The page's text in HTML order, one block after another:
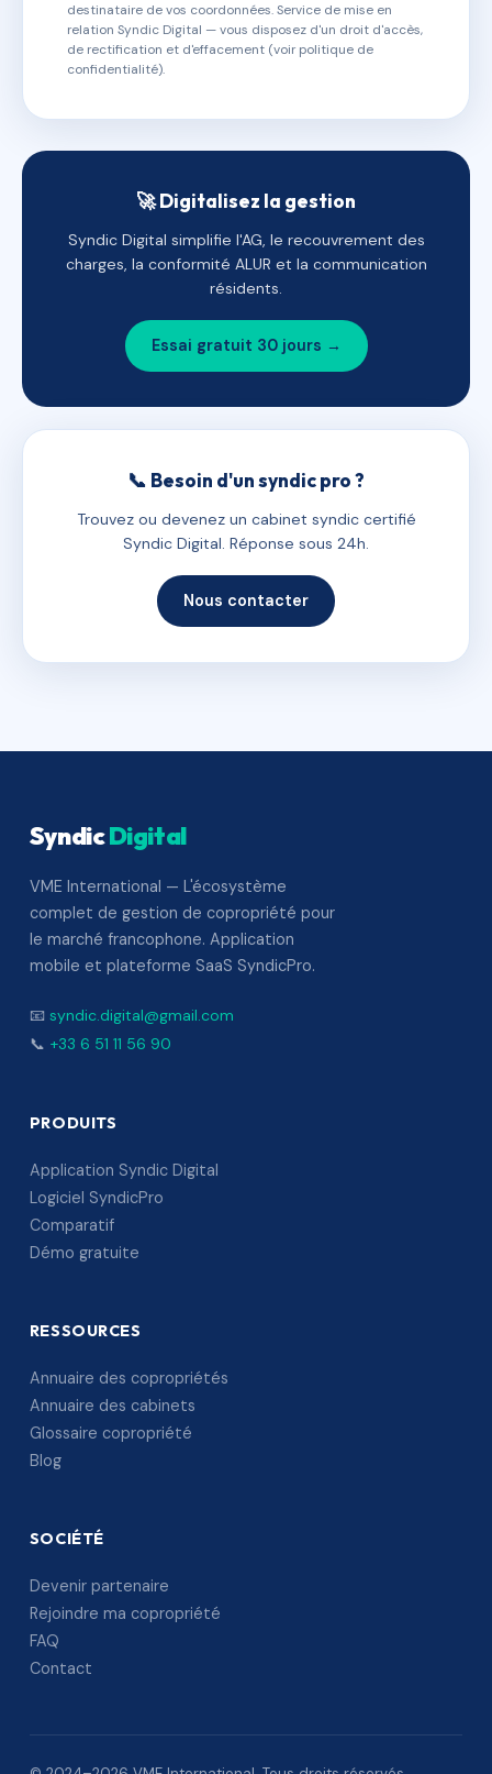
destinataire de vos coordonnées. Service de mise en
relation Syndic Digital — vous disposez d'un droit d'accès,
de rectification et d'effacement (voir politique de
confidentialité).
🚀 Digitalisez la gestion
Syndic Digital simplifie l'AG, le recouvrement des
charges, la conformité ALUR et la communication
résidents.
Essai gratuit 30 jours →
📞 Besoin d'un syndic pro ?
Trouvez ou devenez un cabinet syndic certifié
Syndic Digital. Réponse sous 24h.
Nous contacter
SyndicDigital
VME International — L'écosystème
complet de gestion de copropriété pour
le marché francophone. Application
mobile et plateforme SaaS SyndicPro.
📧 syndic.digital@gmail.com
📞 +33 6 51 11 56 90
PRODUITS
Application Syndic Digital
Logiciel SyndicPro
Comparatif
Démo gratuite
RESSOURCES
Annuaire des copropriétés
Annuaire des cabinets
Glossaire copropriété
Blog
SOCIÉTÉ
Devenir partenaire
Rejoindre ma copropriété
FAQ
Contact